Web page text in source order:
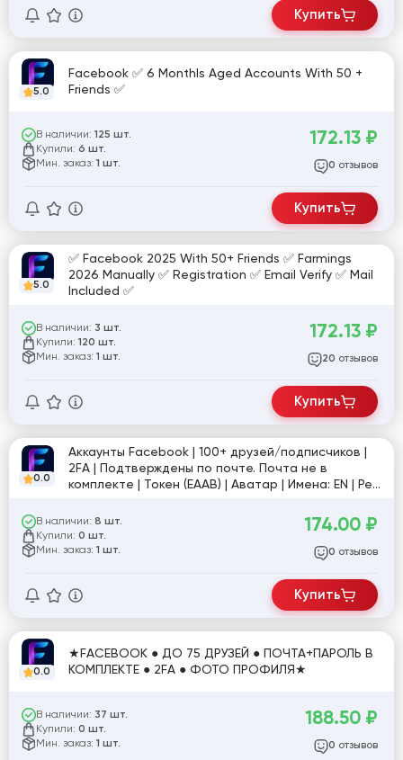
Купить
5.0
Facebook ✅ 6 Monthls Aged Accounts With 50 +
Friends ✅
В наличии: 125 шт.
Купили: 6 шт.
Мин. заказ: 1 шт.
172.13 ₽
0 отзывов
Купить
5.0
✅ Facebook 2025 With 50+ Friends ✅ Farmings
2026 Manually ✅ Registration ✅ Email Verify ✅ Mail
Included ✅
В наличии: 3 шт.
Купили: 120 шт.
Мин. заказ: 1 шт.
172.13 ₽
20 отзывов
Купить
0.0
Аккаунты Facebook | 100+ друзей/подписчиков |
2FA | Подтверждены по почте. Почта не в
комплекте | Токен (EAAB) | Аватар | Имена: EN | Рег.
В наличии: 8 шт.
Купили: 0 шт.
Мин. заказ: 1 шт.
174.00 ₽
0 отзывов
Купить
0.0
★FACEBOOK ● ДО 75 ДРУЗЕЙ ● ПОЧТА+ПАРОЛЬ В
КОМПЛЕКТЕ ● 2FA ● ФОТО ПРОФИЛЯ★
В наличии: 37 шт.
Купили: 0 шт.
Мин. заказ: 1 шт.
188.50 ₽
0 отзывов